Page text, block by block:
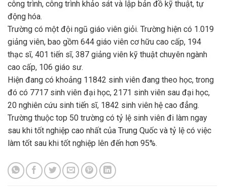
công trình, công trình khảo sát và lập bản đồ kỹ thuật, tự
động hóa.
Trường có một đội ngũ giáo viên giỏi. Trường hiện có 1.019
giảng viên, bao gồm 644 giáo viên cơ hữu cao cấp, 194
thạc sĩ, 401 tiến sĩ, 387 giảng viên kỹ thuật chuyên ngành
cao cấp, 106 giáo sư.
Hiện đang có khoảng 11842 sinh viên đang theo học, trong
đó có 7717 sinh viên đại học, 2171 sinh viên sau đại học,
20 nghiên cứu sinh tiến sĩ, 1842 sinh viên hệ cao đẳng.
Trường thuộc top 50 trường có tỷ lệ sinh viên đi làm ngay
sau khi tốt nghiệp cao nhất của Trung Quốc và tỷ lệ có việc
làm tốt sau khi tốt nghiệp lên đến hơn 95%.